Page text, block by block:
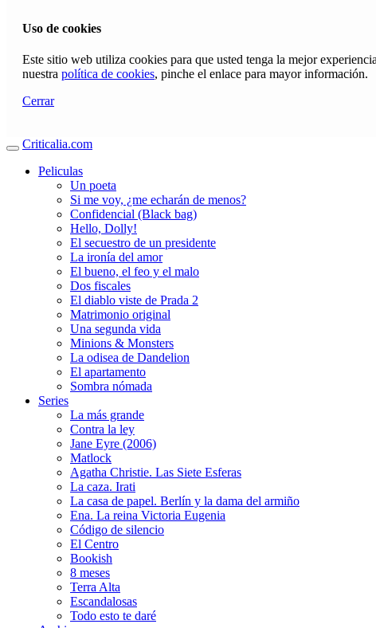
Uso de cookies
Este sitio web utiliza cookies para que usted tenga la mejor
nuestra política de cookies, pinche el enlace para mayor información.
Cerrar
Criticalia.com
Peliculas
Un poeta
Si me voy, ¿me echarán de menos?
Confidencial (Black bag)
Hello, Dolly!
El secuestro de un presidente
La ironía del amor
El bueno, el feo y el malo
Dos fiscales
El diablo viste de Prada 2
Matrimonio original
Una segunda vida
Minions & Monsters
La odisea de Dandelion
El apartamento
Sombra nómada
Series
La más grande
Contra la ley
Jane Eyre (2006)
Matlock
Agatha Christie. Las Siete Esferas
La caza. Irati
La casa de papel. Berlín y la dama del armiño
Ena. La reina Victoria Eugenia
Código de silencio
El Centro
Bookish
8 meses
Terra Alta
Escandalosas
Todo esto te daré